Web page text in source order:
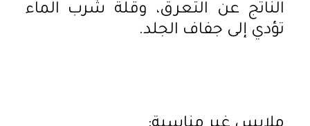
الناتج عن التعرق، وقلة شرب الماء
تؤدي إلى جفاف الجلد.